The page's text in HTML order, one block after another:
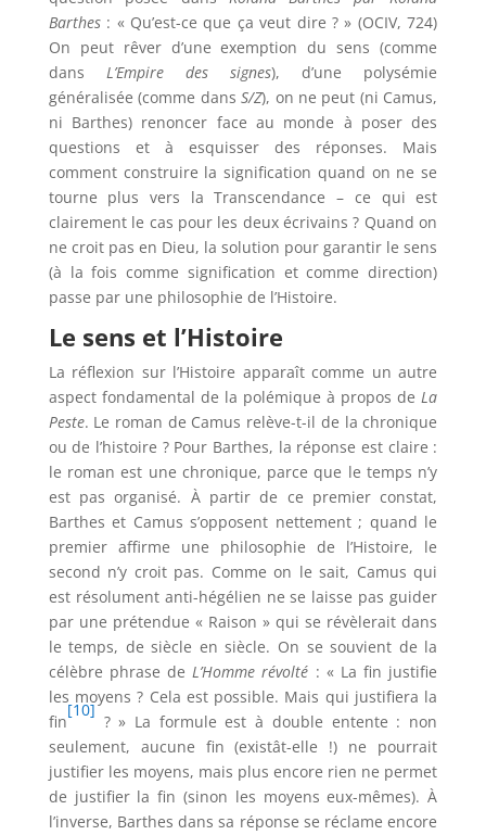
Barthes: « Qu’est-ce que ça veut dire ? » (OCIV, 724)
On peut rêver d’une exemption du sens (comme
dans L’Empire des signes), d’une polysémie
généralisée (comme dansS/Z), on ne peut (ni Camus,
ni Barthes) renoncer face au monde à poser des
questions et à esquisser des réponses. Mais
comment construire la signification quand on ne se
tourne plus vers la Transcendance – ce qui est
clairement le cas pour les deux écrivains ? Quand on
ne croit pas en Dieu, la solution pour garantir le sens
(à la fois comme signification et comme direction)
passe par une philosophie de l’Histoire.
Le sens et l’Histoire
La réflexion sur l’Histoire apparaît comme un autre
aspect fondamental de la polémique à propos deLa
Peste. Le roman de Camus relève-t-il de la chronique
ou de l’histoire ? Pour Barthes, la réponse est claire :
le roman est une chronique, parce que le temps n’y
est pas organisé. À partir de ce premier constat,
Barthes et Camus s’opposent nettement ; quand le
premier affirme une philosophie de l’Histoire, le
second n’y croit pas. Comme on le sait, Camus qui
est résolument anti-hégélien ne se laisse pas guider
par une prétendue « Raison » qui se révèlerait dans
le temps, de siècle en siècle. On se souvient de la
célèbre phrase deL’Homme révolté : « La fin justifie
les moyens ? Cela est possible. Mais qui justifiera la
fin
[10]
? » La formule est à double entente : non
seulement, aucune fin (existât-elle !) ne pourrait
justifier les moyens, mais plus encore rien ne permet
de justifier la fin (sinon les moyens eux-mêmes). À
l’inverse, Barthes dans sa réponse se réclame encore